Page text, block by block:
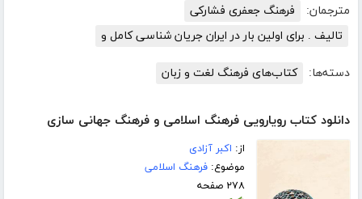
مترجمان:
فرهنگ جعفری فشارکی
تالیف . برای اولین بار در ایران جریان شناسی کامل و
دسته‌ها: کتاب‌های فرهنگ لغت و زبان
دانلود کتاب رویارویی فرهنگ اسلامی و فرهنگ جهانی سازی
از: اکبر آزادی
موضوع:فرهنگ اسلامی
۲۷۸ صفحه